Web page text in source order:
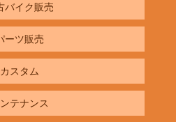
バイク販売
ーツ販売
カスタム
ンテナンス